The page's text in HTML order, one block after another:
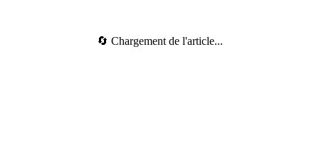
🔄 Chargement de l'article...